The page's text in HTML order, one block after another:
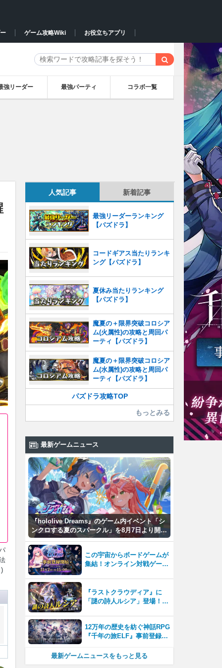
ゲーム攻略Wiki お役立ちアプリ
強リーダー 最強パーティ コラボ一覧
人気記事 新着記事
最強リーダーランキング
【パズドラ】
コードギアス当たりランキ
ング【パズドラ】
夏休み当たりランキング
【パズドラ】
魔夏の＋限界突破コロシア
ム(火属性)の攻略と周回パ
ーティ【パズドラ】
魔夏の＋限界突破コロシア
ム(水属性)の攻略と周回パ
ーティ【パズドラ】
パズドラ攻略TOP
もっとみる
最新ゲームニュース
『hololive Dreams』のゲーム内イベント「シ
ンクロする夏のスパークル」を8月7日より開
催！
この宇宙からボードゲームが
集結！オンライン対戦ゲーム
8月7日(金)より事前登録開
始！
『ラストクラウディア』に
「謎の詩人ルシア」登場！イ
狂騒曲」も開催中!!
12万年の歴史を紡ぐ神話RPG
『千年の旅ELF』事前登録開
新作スマホゲーム！
最新ゲームニュースをもっと見る